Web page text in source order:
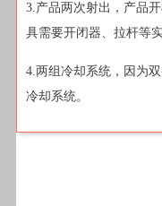
3.产品两次射出，产品
具需要开闭器、拉杆等
4.两组冷却系统，因为
冷却系统。